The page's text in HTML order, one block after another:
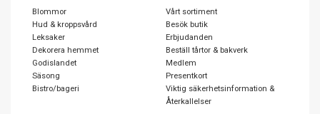
Blommor
Hud & kroppsvård
Leksaker
Dekorera hemmet
Godislandet
Säsong
Bistro/bageri
Vårt sortiment
Besök butik
Erbjudanden
Beställ tårtor & bakverk
Medlem
Presentkort
Viktig säkerhetsinformation &
Återkallelser